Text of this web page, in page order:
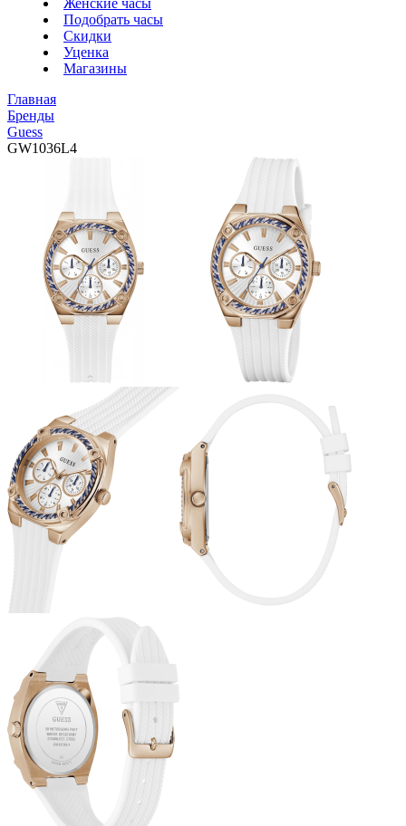
Женские часы
Подобрать часы
Скидки
Уценка
Магазины
Главная
Бренды
Guess
GW1036L4